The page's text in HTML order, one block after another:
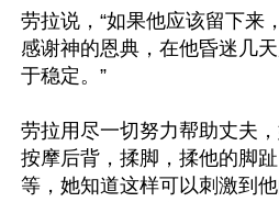
劳拉说，“如果他应该留下
感谢神的恩典，在他昏迷几
于稳定。”
劳拉用尽一切努力帮助丈夫
按摩后背，揉脚，揉他的脚
等，她知道这样可以刺激到